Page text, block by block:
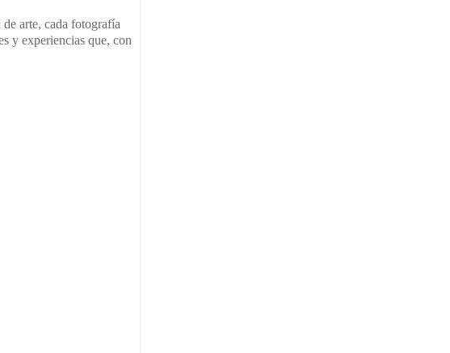
arte, cada fotografía
y experiencias que, con